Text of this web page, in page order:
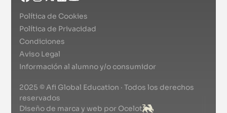
Política de Cookies
Política de Privacidad
Condiciones
Aviso Legal
Información al alumno y/o consumidor
2025 © Afi Global Education · Todos los derechos
reservados
Diseño de marca y web por Ocelot